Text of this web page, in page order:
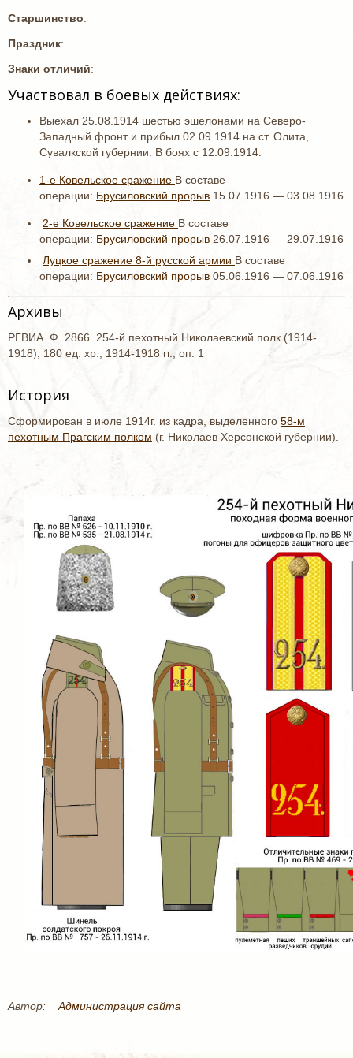
Старшинство:
Праздник:
Знаки отличий:
Участвовал в боевых действиях:
Выехал 25.08.1914 шестью эшелонами на Северо-
Западный фронт и прибыл 02.09.1914 на ст. Олита,
Сувалкской губернии. В боях с 12.09.1914.
1-е Ковельское сражение В составе
операции: Брусиловский прорыв 15.07.1916 — 03.08.1916
2-е Ковельское сражение В составе
операции: Брусиловский прорыв 26.07.1916 — 29.07.1916
Луцкое сражение 8-й русской армии В составе
операции: Брусиловский прорыв 05.06.1916 — 07.06.1916
Архивы
РГВИА. Ф. 2866. 254-й пехотный Николаевский полк (1914-
1918), 180 ед. хр., 1914-1918 гг., оп. 1
История
Сформирован в июле 1914г. из кадра, выделенного 58-м
пехотным Прагским полком (г. Николаев Херсонской губернии).
Автор: _ Администрация сайта